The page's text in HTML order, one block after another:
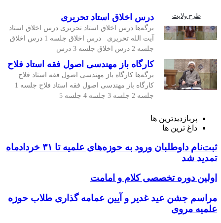
طرح ولایت درس اخلاق استاد تحریری
برگه‌ها درس اخلاق استاد تحریری درس اخلاق استاد
آیت الله تحریری درس اخلاق جلسه 1 درس اخلاق
جلسه 2 درس اخلاق جلسه 3 درس
کارگاه باز مهندسی اصول فقه استاد فلاح
برگه‌ها کارگاه باز مهندسی اصول فقه استاد فلاح
کارگاه باز مهندسی اصول فقه استاد فلاح جلسه 1
جلسه 2 جلسه 3 جلسه 4 جلسه 5
پربازدیدترین ها
داغ ترین ها
ثبت‌نام داوطلبان ورود به حوزه‌های علمیه تا ۳۱ خردادماه
تمدید شد
اولین دوره تخصصی کلام و امامت
مراسم جشن عید غدیر و آیین عمامه گذاری طلاب حوزه
علمیه مروی